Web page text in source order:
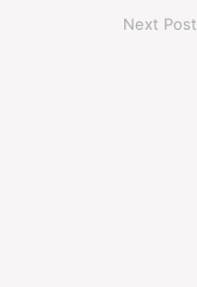
Next Post